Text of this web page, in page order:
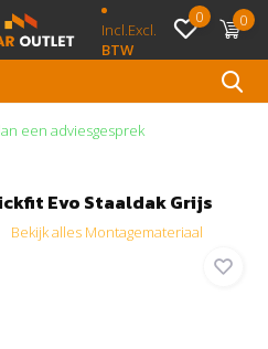
Incl.Excl.
BTW
0 0
een adviesgesprek
Evo Staaldak Grijs
Bekijk alles Montagemateriaal